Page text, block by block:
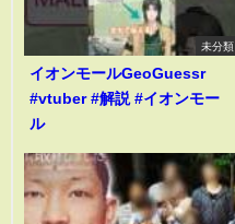
未分類
イオンモールGeoGuessr
#vtuber #解説 #イオンモー
ル